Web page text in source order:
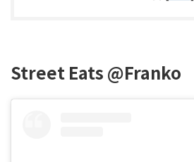
Street Eats @Franko